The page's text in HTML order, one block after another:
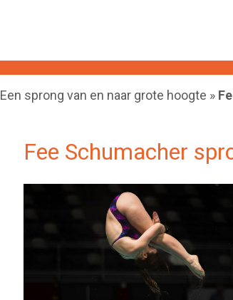
Een sprong van en naar grote hoogte »
Fee Schumacher